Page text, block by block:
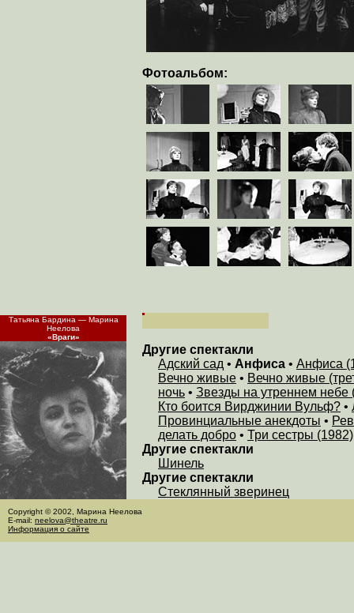
Фотоальбом:
Другие спектакли
Адский сад • Анфиса • Анфиса
Вечно живые • Вечно живые
ночь • Звезды на утреннем небе
Кто боится Вирджинии Вульф? •
Провинциальные анекдоты •
делать добро • Три сестры (1982)
Другие спектакли
Шинель
Другие спектакли
Стеклянный зверинец
Татьяна Бардина — Марина
Неелова
«Враги»
Copyright © 2002, Марина Неелова
E-mail: neelova@theatre.ru
Информация о сайте